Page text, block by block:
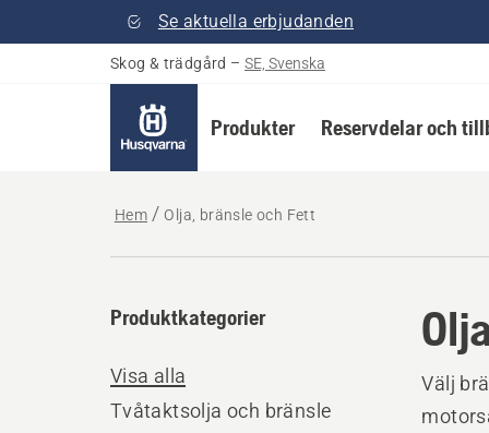
Se aktuella erbjudanden
Skog & trädgård – SE, Svenska
Produkter Reservdelar och
Hem Olja, bränsle och Fett
Produktkategorier
Visa alla
Tvåtaktsolja och bränsle
Välj